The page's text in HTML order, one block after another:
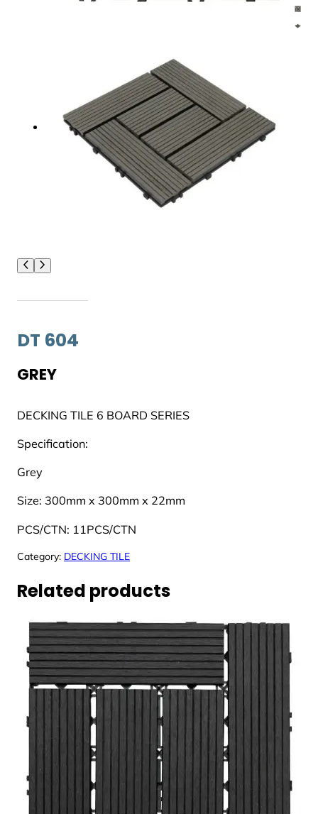
DT 604
GREY
DECKING TILE 6 BOARD SERIES
Specification:
Grey
Size: 300mm x 300mm x 22mm
PCS/CTN: 11PCS/CTN
Category: DECKING TILE
Related products